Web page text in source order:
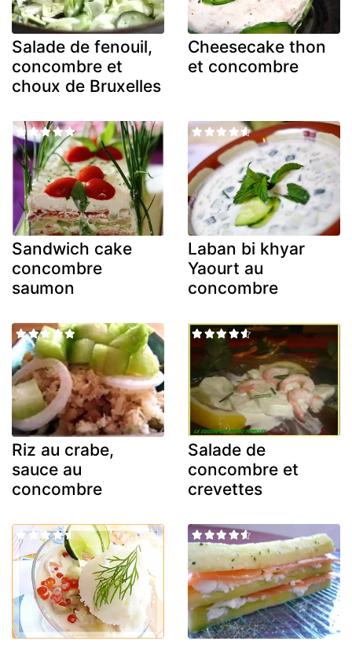
Salade de fenouil,
concombre et
choux de Bruxelles
Cheesecake thon
et concombre
Sandwich cake
concombre
saumon
Laban bi khyar
Yaourt au
concombre
Riz au crabe,
sauce au
concombre
Salade de
concombre et
crevettes